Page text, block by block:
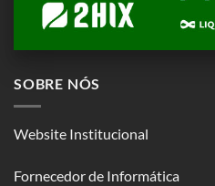
SOBRE NÓS
Website Institucional
Fornecedor de Informática